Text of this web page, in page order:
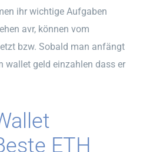
ihr wichtige Aufgaben
avr, können vom
bzw. Sobald man anfängt
wallet geld einzahlen dass er
ETH